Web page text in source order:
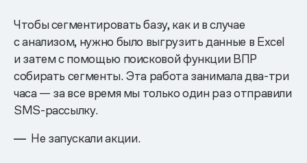
Чтобы сегментировать базу, как и в случае
с анализом, нужно было выгрузить данные в Excel
и затем с помощью поисковой функции ВПР
собирать сегменты. Эта работа занимала два-три
часа — за все время мы только один раз отправили
SMS-рассылку.
Не запускали акции.